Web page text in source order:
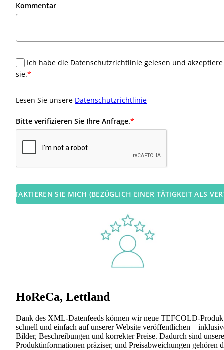
Kommentar
Ich habe die Datenschutzrichtlinie gelesen und akzeptiere
sie.*
Lesen Sie unsere Datenschutzrichtlinie
Bitte verifizieren Sie Ihre Anfrage.*
SIE MICH (BEZÜGLICH EINER TÄTIGKEIT ALS
HoReCa, Lettland
Dank des XML-Datenfeeds können wir neue TEFCOLD-
schnell und einfach auf unserer Website veröffentlichen –
Bilder, Beschreibungen und korrekter Preise. Dadurch sind unsere
Produktinformationen präziser, und Preisabweichungen gehören